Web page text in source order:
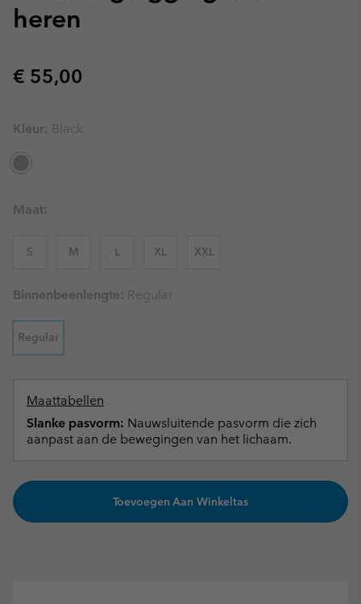
heren
Regular price:
€ 55,00
Kleur: Black
Maat:
S M L XL XXL
Binnenbeenlengte: Regular
Regular
Maattabellen
Slanke pasvorm: Nauwsluitende pasvorm die zich
aanpast aan de bewegingen van het lichaam.
Toevoegen Aan Winkeltas